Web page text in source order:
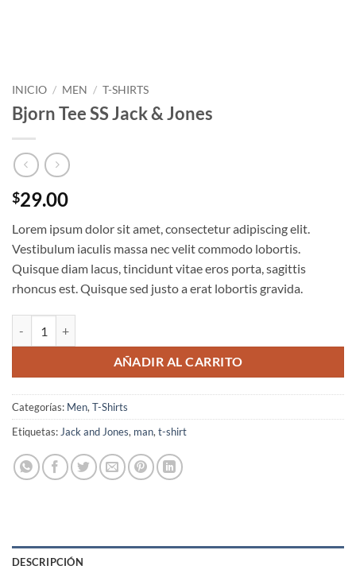
INICIO / MEN / T-SHIRTS
Bjorn Tee SS Jack & Jones
$29.00
Lorem ipsum dolor sit amet, consectetur adipiscing elit.
Vestibulum iaculis massa nec velit commodo lobortis.
Quisque diam lacus, tincidunt vitae eros porta, sagittis
rhoncus est. Quisque sed justo a erat lobortis gravida.
AÑADIR AL CARRITO
Categorías: Men, T-Shirts
Etiquetas: Jack and Jones, man, t-shirt
DESCRIPCIÓN